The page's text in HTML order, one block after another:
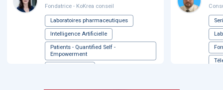
Fondatrice - KoKrea conseil
Laboratoires pharmaceutiques
Intelligence Artificielle
Patients - Quantified Self -
Empowerment